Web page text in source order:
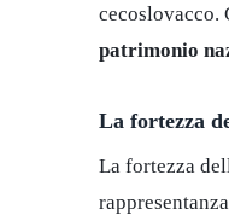
cecoslovacco.
patrimonio
La fortezza
La fortezza